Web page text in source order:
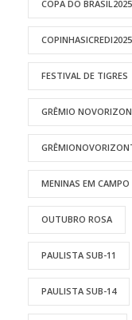
COPA DO BRASIL2025
COPINHASICREDI2025
FESTIVAL DE TIGRES
GRÊMIO
MENINAS EM CAMPO
OUTUBRO ROSA
PAULISTA SUB-11
PAULISTA SUB-14